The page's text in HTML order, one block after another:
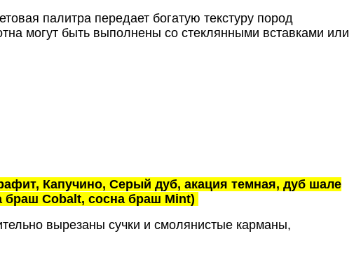
палитра передает богатую текстуру пород
могут быть выполнены со стеклянными вставками или
Капучино, Серый дуб, акация темная, дуб шале
Cobalt, сосна браш Mint)
вырезаны сучки и смолянистые карманы,